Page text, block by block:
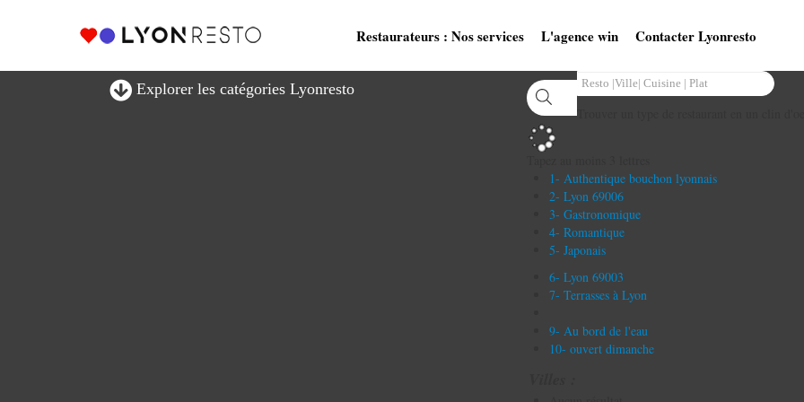
Restaurateurs : Nos services L'agence win Contacter Lyonresto
Explorer les catégories Lyonresto
1- Authentique bouchon lyonnais
2- Lyon 69006
3- Gastronomique
4- Romantique
5- Japonais
6- Lyon 69003
7- Terrasses à Lyon
9- Au bord de l'eau
10- ouvert dimanche